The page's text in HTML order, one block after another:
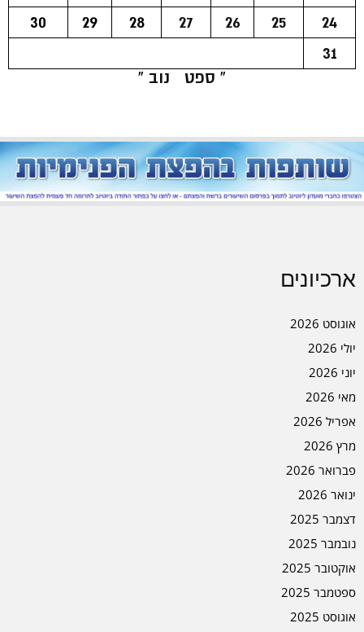
24
25
26
27
28
29
30
31
« ספט
נוב »
ארכיונים
אוגוסט 2026
יולי 2026
יוני 2026
מאי 2026
אפריל 2026
מרץ 2026
פברואר 2026
ינואר 2026
דצמבר 2025
נובמבר 2025
אוקטובר 2025
ספטמבר 2025
אוגוסט 2025